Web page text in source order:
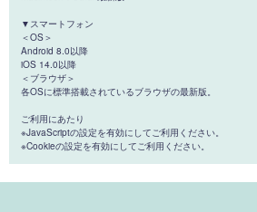
▼スマートフォン
＜OS＞
Android 8.0以降
iOS 14.0以降
＜ブラウザ＞
各OSに標準搭載されているブラウザの最新版。
ご利用にあたり
※JavaScriptの設定を有効にしてご利用ください。
※Cookieの設定を有効にしてご利用ください。